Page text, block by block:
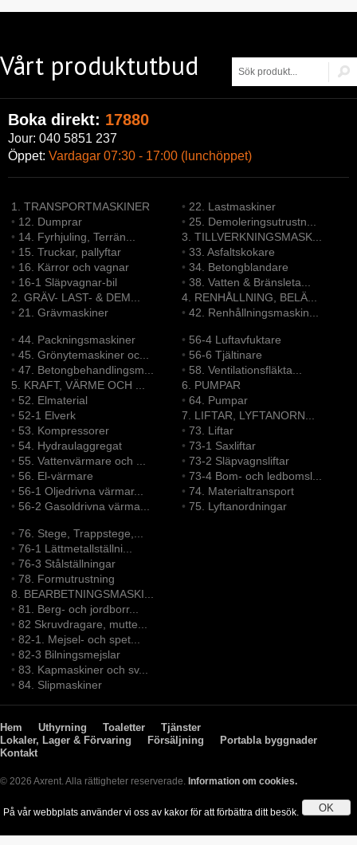
Vårt produktutbud
Boka direkt: 17880
Jour: 040 5851 237
Öppet: Vardagar 07:30 - 17:00 (lunchöppet)
1. TRANSPORTMASKINER
• 12. Dumprar
• 14. Fyrhjuling, Terrän...
• 15. Truckar, pallyftar
• 16. Kärror och vagnar
• 16-1 Släpvagnar-bil
2. GRÄV- LAST- & DEM...
• 21. Grävmaskiner
• 22. Lastmaskiner
• 25. Demoleringsutrustn...
3. TILLVERKNINGSMASK...
•33. Asfaltskokare
•34. Betongblandare
•38. Vatten & Bränsleta...
4. RENHÅLLNING, BELÄ...
•42. Renhållningsmaskin...
•44. Packningsmaskiner
•45. Grönytemaskiner oc...
•47. Betongbehandlingsm...
5. KRAFT, VÄRME OCH ...
• 52. Elmaterial
• 52-1 Elverk
• 53. Kompressorer
• 54. Hydraulaggregat
• 55. Vattenvärmare och ...
• 56. El-värmare
• 56-1 Oljedrivna värmar...
• 56-2 Gasoldrivna värma...
• 56-4 Luftavfuktare
• 56-6 Tjältinare
• 58. Ventilationsfläkta...
6. PUMPAR
•64. Pumpar
7. LIFTAR, LYFTANORN...
•73. Liftar
•73-1 Saxliftar
•73-2 Släpvagnsliftar
•73-4 Bom- och ledbomsl...
•74. Materialtransport
•75. Lyftanordningar
•76. Stege, Trappstege,...
•76-1 Lättmetallställni...
•76-3 Stålställningar
•78. Formutrustning
8. BEARBETNINGSMASKI...
•81. Berg- och jordborr...
•82 Skruvdragare, mutte...
•82-1. Mejsel- och spet...
•82-3 Bilningsmejslar
•83. Kapmaskiner och sv...
•84. Slipmaskiner
Hem Uthyrning Toaletter
Tjänster
Lokaler, Lager & Förvaring
Försäljning
Portabla byggnader
Kontakt
© 2026 Axrent. Alla rättigheter reserverade. Information om cookies.
OK
På vår webbplats använder vi oss av kakor för att förbättra ditt besök.